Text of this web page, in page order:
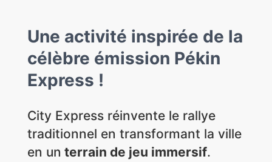
Une activité inspirée de la
célèbre émission Pékin
Express !
City Express réinvente le rallye
traditionnel en transformant la ville
en un terrain de jeu immersif.